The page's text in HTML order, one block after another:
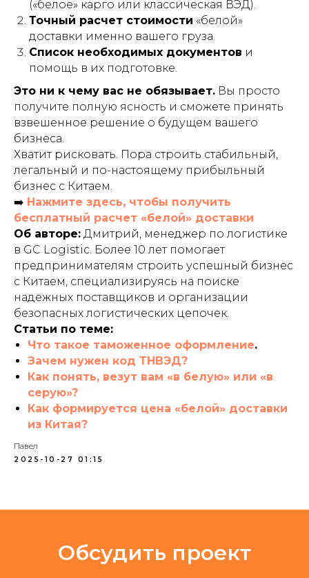
(«белое» карго или классическая ВЭД).
Точный расчет стоимости «белой»
доставки именно вашего груза.
Список необходимых документов и
помощь в их подготовке.
Это ни к чему вас не обязывает. Вы просто
получите полную ясность и сможете принять
взвешенное решение о будущем вашего
бизнеса.
Хватит рисковать. Пора строить стабильный,
легальный и по-настоящему прибыльный
бизнес с Китаем.
➡️ Нажмите здесь, чтобы получить
бесплатный расчет «белой» доставки
Об авторе: Дмитрий, менеджер по логистике
в GC Logistic. Более 10 лет помогает
предпринимателям строить успешный бизнес
с Китаем, специализируясь на поиске
надежных поставщиков и организации
безопасных логистических цепочек.
Статьи по теме:
Что такое таможенное оформление.
Зачем нужен код ТНВЭД?
Как понять, везут вам «в белую» или «в
серую»?
Как формируется цена «белой» доставки
из Китая?
Павел
2025-10-27 01:15
Обсудить проект